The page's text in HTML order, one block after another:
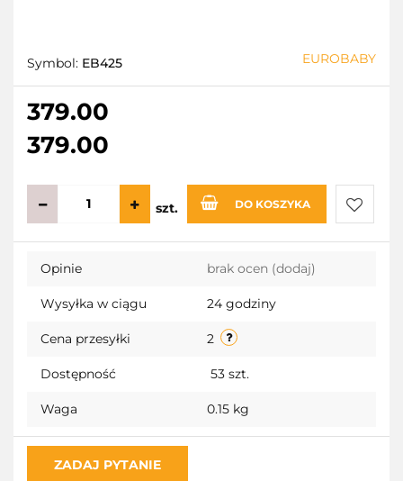
Symbol: EB425 EUROBABY
379.00
379.00
szt. DO KOSZYKA
Do
Opinie brak ocen (dodaj)
Wysyłka w ciągu 24 godziny
Cena przesyłki 2
Dostępność 53 szt.
Waga 0.15 kg
ZADAJ PYTANIE